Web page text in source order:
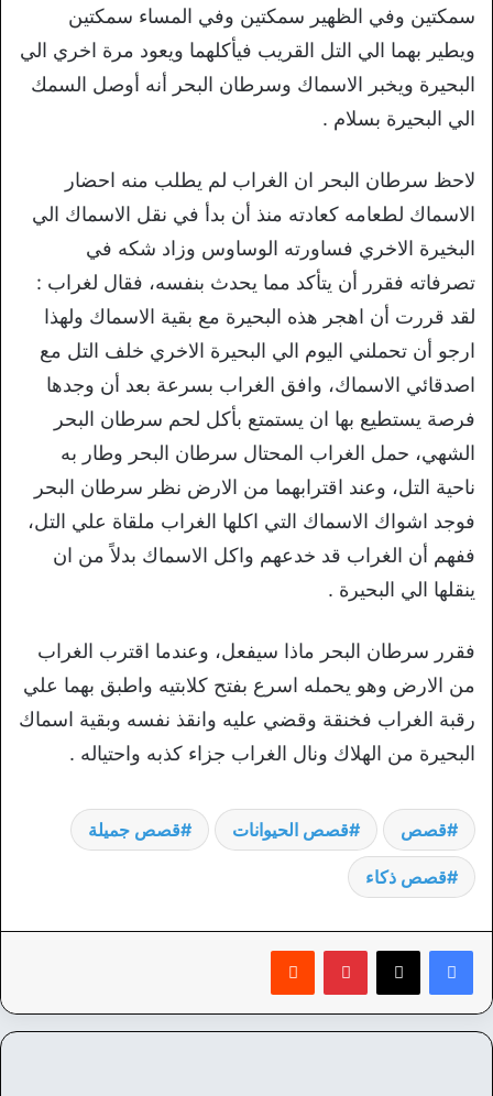
سمكتين وفي الظهير سمكتين وفي المساء سمكتين
ويطير بهما الي التل القريب فيأكلهما ويعود مرة اخري الي
البحيرة ويخبر الاسماك وسرطان البحر أنه أوصل السمك
الي البحيرة بسلام .
لاحظ سرطان البحر ان الغراب لم يطلب منه احضار
الاسماك لطعامه كعادته منذ أن بدأ في نقل الاسماك الي
البخيرة الاخري فساورته الوساوس وزاد شكه في
تصرفاته فقرر أن يتأكد مما يحدث بنفسه، فقال لغراب :
لقد قررت أن اهجر هذه البحيرة مع بقية الاسماك ولهذا
ارجو أن تحملني اليوم الي البحيرة الاخري خلف التل مع
اصدقائي الاسماك، وافق الغراب بسرعة بعد أن وجدها
فرصة يستطيع بها ان يستمتع بأكل لحم سرطان البحر
الشهي، حمل الغراب المحتال سرطان البحر وطار به
ناحية التل، وعند اقترابهما من الارض نظر سرطان البحر
فوجد اشواك الاسماك التي اكلها الغراب ملقاة علي التل،
ففهم أن الغراب قد خدعهم واكل الاسماك بدلاً من ان
ينقلها الي البحيرة .
فقرر سرطان البحر ماذا سيفعل، وعندما اقترب الغراب
من الارض وهو يحمله اسرع بفتح كلابتيه واطبق بهما علي
رقبة الغراب فخنقة وقضي عليه وانقذ نفسه وبقية اسماك
البحيرة من الهلاك ونال الغراب جزاء كذبه واحتياله .
قصص قصص الحيوانات قصص جميلة
قصص ذكاء
بينتيريست